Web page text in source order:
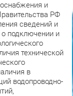
и
РФ
сведений и
подключении и
технической
в
водопроводно-